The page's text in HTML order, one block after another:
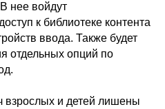
нее войдут
к библиотеке контента
ввода. Также будет
отдельных опций по
взрослых и детей лишены